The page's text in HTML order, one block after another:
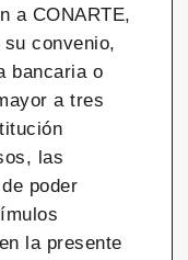
a CONARTE,
convenio,
bancaria o
a tres
las
poder
la presente